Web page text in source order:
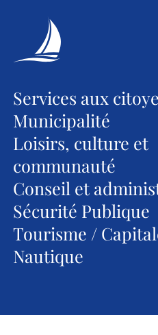
Services aux
Municipalité
Loisirs, culture et
communauté
Conseil et
Sécurité Publique
Tourisme /
Nautique